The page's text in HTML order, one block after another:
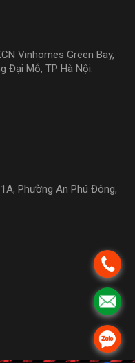
Vinhomes Green Bay,
Đại Mỗ, TP Hà Nội.
Phường An Phú Đông,